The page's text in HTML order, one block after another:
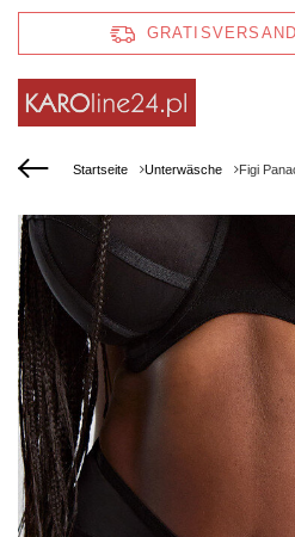
GRATISVERSAND
Startseite Unterwäsche Figi